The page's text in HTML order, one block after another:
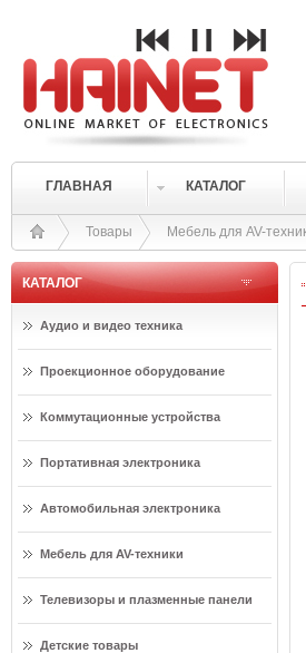
ГЛАВНАЯ КАТАЛОГ
Товары Мебель для AV-
КАТАЛОГ
Аудио и видео техника
Проекционное оборудование
Коммутационные устройства
Портативная электроника
Автомобильная электроника
Мебель для AV-техники
Телевизоры и плазменные панели
Детские товары